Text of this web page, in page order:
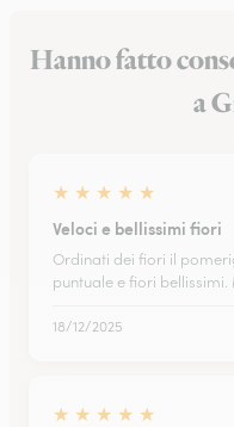
Hanno fatto
a
★ ★ ★ ★ ★
Veloci e bellissimi fiori
Ordinati dei fiori il
puntuale e fiori
18/12/2025
★ ★ ★ ★ ★